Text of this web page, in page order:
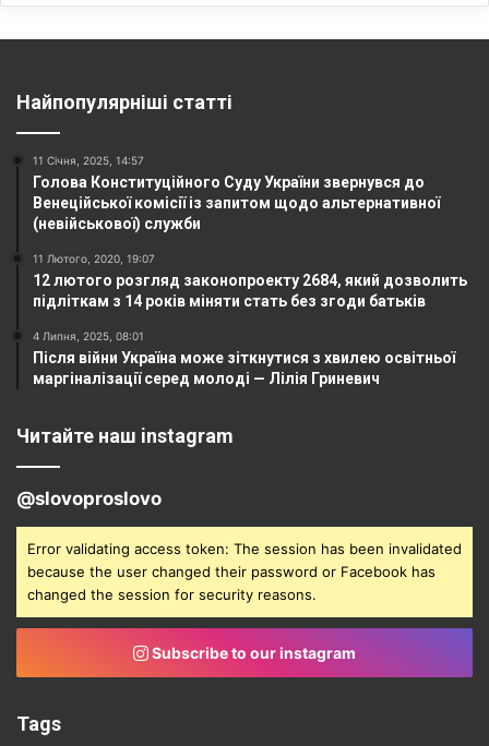
Найпопулярніші статті
11 Січня, 2025, 14:57
Голова Конституційного Суду України звернувся до
Венеційської комісії із запитом щодо альтернативної
(невійськової) служби
11 Лютого, 2020, 19:07
12 лютого розгляд законопроекту 2684, який дозволить
підліткам з 14 років міняти стать без згоди батьків
4 Липня, 2025, 08:01
Після війни Україна може зіткнутися з хвилею освітньої
маргіналізації серед молоді — Лілія Гриневич
Читайте наш instagram
@slovoproslovo
Error validating access token: The session has been invalidated
because the user changed their password or Facebook has
changed the session for security reasons.
Subscribe to our instagram
Tags